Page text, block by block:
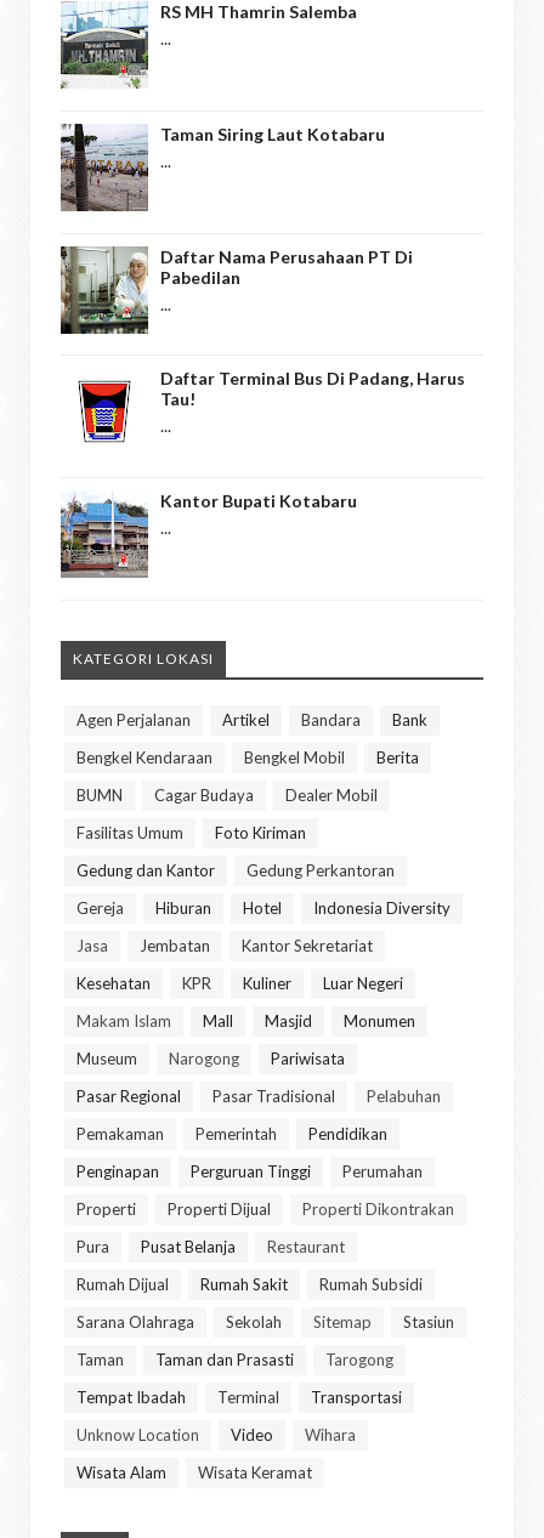
RS MH Thamrin Salemba
...
Taman Siring Laut Kotabaru
...
Daftar Nama Perusahaan PT Di
Pabedilan
...
Daftar Terminal Bus Di Padang, Harus
Tau!
...
Kantor Bupati Kotabaru
...
KATEGORI LOKASI
Agen Perjalanan Artikel Bandara
Bank
Bengkel Kendaraan
Bengkel Mobil
Berita
BUMN
Cagar Budaya
Dealer Mobil
Fasilitas Umum
Foto Kiriman
Gedung dan Kantor
Gedung Perkantoran
Gereja
Hiburan Hotel
Indonesia Diversity
Jasa
Jembatan
Kantor Sekretariat
Kesehatan
KPR Kuliner
Luar Negeri
Makam Islam
Mall Masjid
Monumen
Museum
Narogong
Pariwisata
Pasar Regional
Pasar Tradisional
Pelabuhan
Pemakaman
Pemerintah
Pendidikan
Penginapan
Perguruan Tinggi
Perumahan
Properti
Properti Dijual
Properti Dikontrakan
Pura
Pusat Belanja
Restaurant
Rumah Dijual
Rumah Sakit
Rumah Subsidi
Sarana Olahraga
Sekolah Sitemap
Stasiun
Taman
Taman dan Prasasti
Tarogong
Tempat Ibadah
Terminal
Transportasi
Unknow Location
Video
Wihara
Wisata Alam
Wisata Keramat